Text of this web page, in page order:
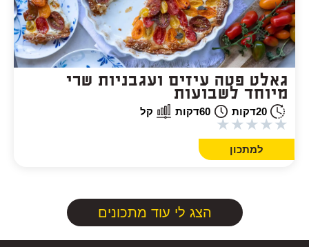
גאלט פטה עיזים ועגבניות שרי
מיוחד לשבועות
20דקות 60דקות קל
★
★
★
★
★
למתכון
הצג לי עוד מתכונים